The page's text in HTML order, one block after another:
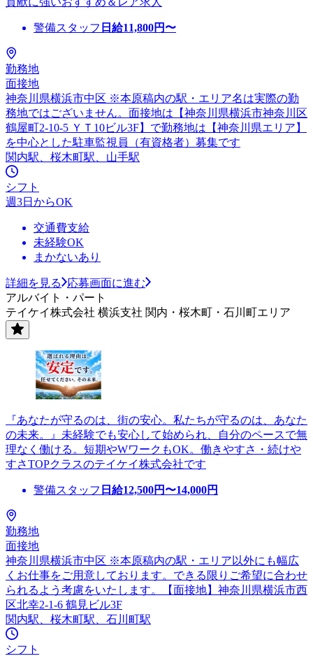
警備スタッフ 日給11,800円〜
勤務地
面接地
神奈川県横浜市中区 ※本原稿内の駅・エリア名は実際の勤
務地ではございません。面接地は【神奈川県横浜市神奈川区
鶴屋町2-10-5 ＹＴ10ビル3F】で勤務地は【神奈川県エリア】
を中心とした駐車監視員（有資格者）募集です
関内駅、桜木町駅、山手駅
シフト
週3日からOK
交通費支給
未経験OK
まかないあり
詳細を見る
応募画面に進む
アルバイト・パート
テイケイ株式会社 横浜支社 関内・桜木町・石川町エリア
『あなたが守るのは、街の安心。私たちが守るのは、あなた
の未来。』未経験でも安心して始められ、自分のペースで無
理なく働ける。短期やWワークもOK。働きやすさ・続けや
すさTOPクラスのテイケイ株式会社です
警備スタッフ 日給12,500円〜14,000円
勤務地
面接地
神奈川県横浜市中区 ※本原稿内の駅・エリア以外にも幅広
くお仕事をご用意しております。できる限りご希望に合わせ
られるよう考慮をいたします。【面接地】神奈川県横浜市西
区北幸2-1-6 鶴見ビル3F
関内駅、桜木町駅、石川町駅
シフト